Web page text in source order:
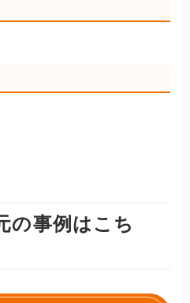
の事例はこち